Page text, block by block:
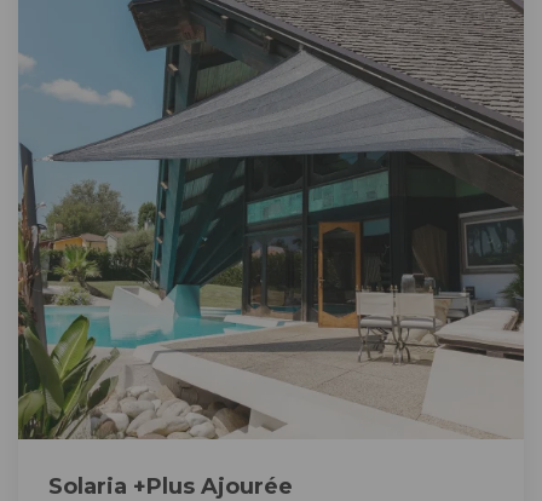
Solaria +Plus Ajourée